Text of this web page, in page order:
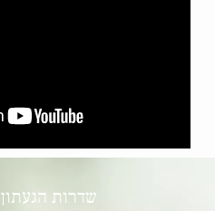
שדרות הגעתון 23, נהריה